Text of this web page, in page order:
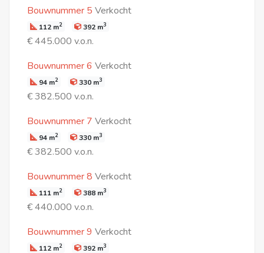
Bouwnummer 5 Verkocht
112 m2 392 m3
€ 445.000 v.o.n.
Bouwnummer 6 Verkocht
94 m2 330 m3
€ 382.500 v.o.n.
Bouwnummer 7 Verkocht
94 m2 330 m3
€ 382.500 v.o.n.
Bouwnummer 8 Verkocht
111 m2 388 m3
€ 440.000 v.o.n.
Bouwnummer 9 Verkocht
112 m2 392 m3